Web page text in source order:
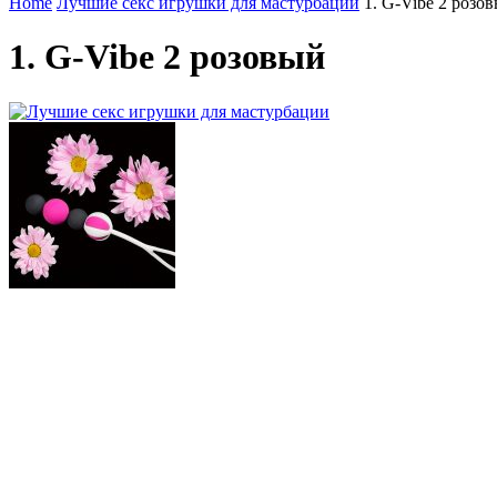
1. G-Vibe 2 розовый